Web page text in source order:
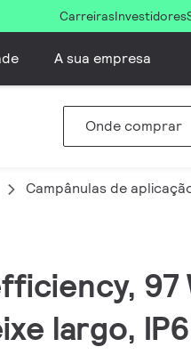
CarreirasInvestidores
A sua empresa
Onde comprar
Campânulas de
97
largo,